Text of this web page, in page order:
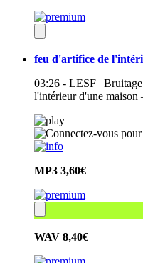
feu d'artifice de
03:26 - LESF |
l'intérieur d'une maison
MP3 3,60€
WAV 8,40€